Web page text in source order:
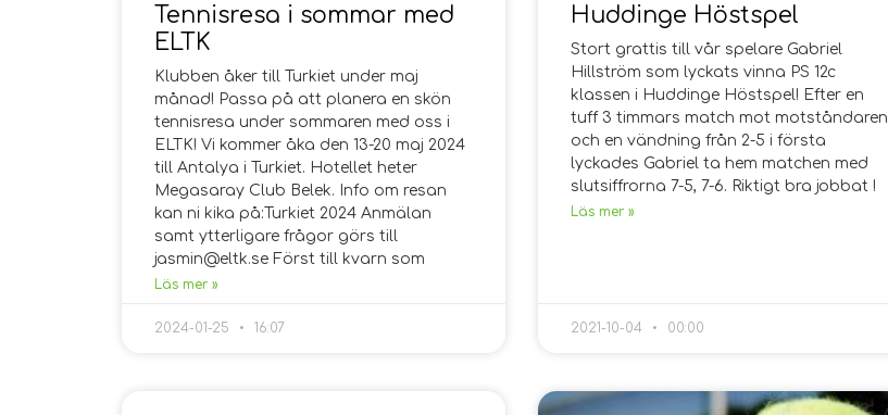
Tennisresa i sommar med
ELTK
Klubben åker till Turkiet under maj
månad! Passa på att planera en skön
tennisresa under sommaren med oss i
ELTK! Vi kommer åka den 13-20 maj 2024
till Antalya i Turkiet. Hotellet heter
Megasaray Club Belek. Info om resan
kan ni kika på:Turkiet 2024 Anmälan
samt ytterligare frågor görs till
jasmin@eltk.se Först till kvarn som
Läs mer »
2024-01-25 16:07
Huddinge Höstspel
Stort grattis till vår spelare Gabriel
Hillström som lyckats vinna PS 12c
klassen i Huddinge Höstspel! Efter en
tuff 3 timmars match mot motståndaren
och en vändning från 2-5 i första
lyckades Gabriel ta hem matchen med
slutsiffrorna 7-5, 7-6. Riktigt bra jobbat !
Läs mer »
2021-10-04 00:00